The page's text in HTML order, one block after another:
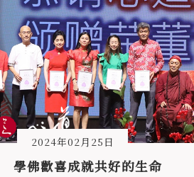
2024年02月25日
學佛歡喜成就共好的生命